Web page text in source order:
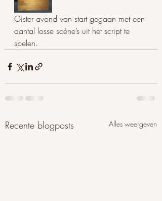
Gister avond van start gegaan met een
aantal losse scène’s uit het script te
spelen.
Recente blogposts Alles weergeven